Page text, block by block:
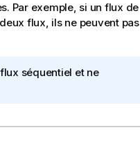
Par exemple, si un flux de
flux, ils ne peuvent pas
séquentiel et ne